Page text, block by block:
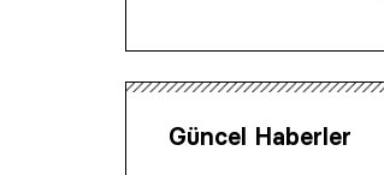
Güncel Haberler